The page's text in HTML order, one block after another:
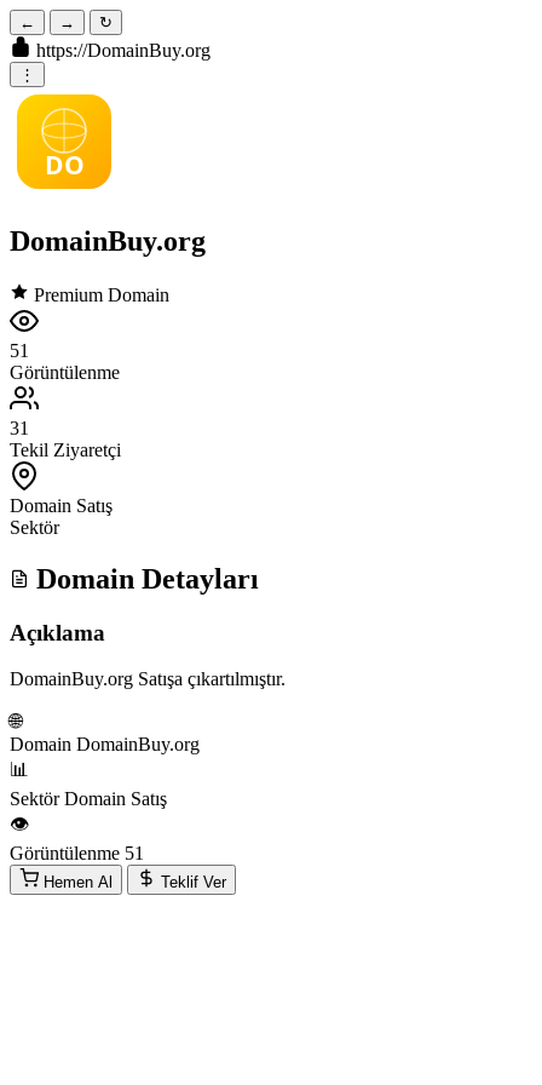
← → ↻
https://DomainBuy.org
⋮
DO
DomainBuy.org
Premium Domain
51
Görüntülenme
31
Tekil Ziyaretçi
Domain Satış
Sektör
Domain Detayları
Açıklama
DomainBuy.org Satışa çıkartılmıştır.
🌐
Domain DomainBuy.org
📊
Sektör Domain Satış
👁️
Görüntülenme 51
Hemen Al Teklif Ver